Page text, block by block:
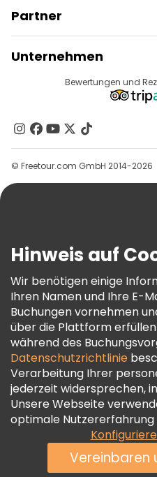
Partner
Anbieter-Anmeldung
Affiliate-Programm
Unternehmen
Reiseziele
Kontakt
Gruppen
Hilfe
AGB Und Rechtliches
Cookie-Richtlinie
Freetour Auszeichnungen
Treueprogramm
Bewertungen und
© Freetour.com GmbH 2014-2026
Hinweis auf
Wir benötigen einige
Ihren Namen und Ihre E-
Buchungen vornehmen
über die Plattform
während des
Datenschutzrichtlinie
Verarbeitung Ihrer
jederzeit widersprechen,
Unsere Webseite
optimale Nutzererfahrung
Vereinbaren